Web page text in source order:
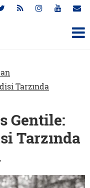
Tarzında
Gentile:
Tarzında